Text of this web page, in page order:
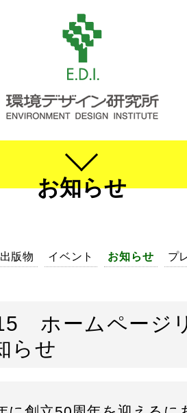
お知らせ
出版物 イベント お知らせ プ
ホームページ
らせ